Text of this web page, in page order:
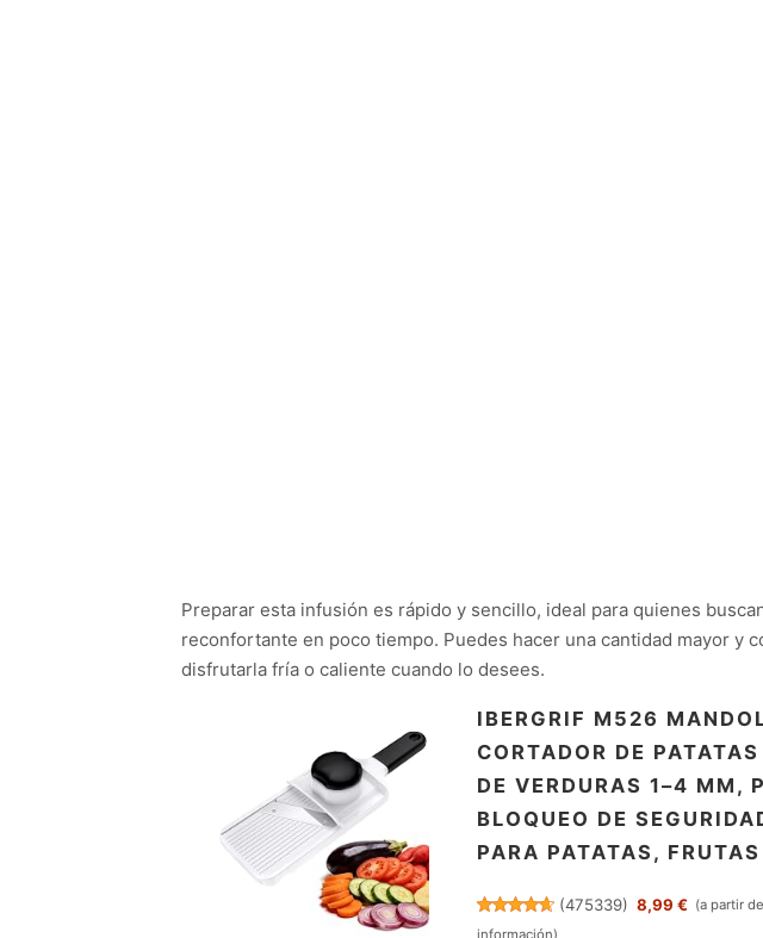
Preparar esta infusión es rápido y sencillo, ideal para quienes
reconfortante en poco tiempo. Puedes hacer una cantidad mayor y
disfrutarla fría o caliente cuando lo desees.
IBERGRIF M526
CORTADOR DE
DE VERDURAS 1–4 MM,
BLOQUEO DE
PARA PATATAS,
(475339) 8,99 € (a partir